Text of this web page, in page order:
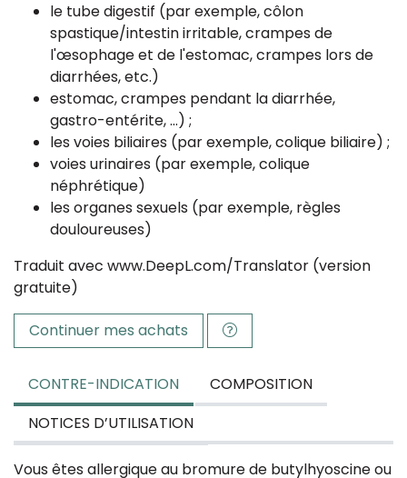
le tube digestif (par exemple, côlon
spastique/intestin irritable, crampes de
l'œsophage et de l'estomac, crampes lors de
diarrhées, etc.)
estomac, crampes pendant la diarrhée,
gastro-entérite, ...) ;
les voies biliaires (par exemple, colique biliaire) ;
voies urinaires (par exemple, colique
néphrétique)
les organes sexuels (par exemple, règles
douloureuses)
Traduit avec www.DeepL.com/Translator (version
gratuite)
Continuer mes achats
CONTRE-INDICATION
COMPOSITION
NOTICES D’UTILISATION
Vous êtes allergique au bromure de butylhyoscine ou